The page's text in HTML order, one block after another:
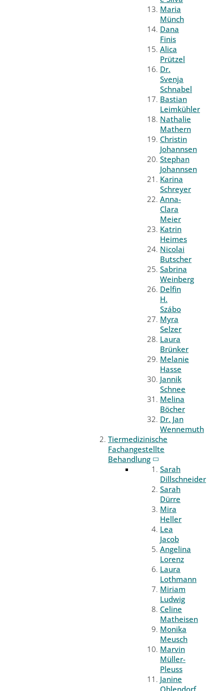
Maria
Münch
Dana
Finis
Alica
Prützel
Dr.
Svenja
Schnabel
Bastian
Leimkühler
Nathalie
Mathern
Christin
Johannsen
Stephan
Johannsen
Karina
Schreyer
Anna-
Clara
Meier
Katrin
Heimes
Nicolai
Butscher
Sabrina
Weinberg
Delfin
H.
Szábo
Myra
Selzer
Laura
Brünker
Melanie
Hasse
Jannik
Schnee
Melina
Böcher
Dr. Jan
Wennemuth
Tiermedizinische
Fachangestellte
Behandlung
Sarah
Dillschneider
Sarah
Dürre
Mira
Heller
Lea
Jacob
Angelina
Lorenz
Laura
Lothmann
Miriam
Ludwig
Celine
Matheisen
Monika
Meusch
Marvin
Müller-
Pleuss
Janine
Ohlendorf